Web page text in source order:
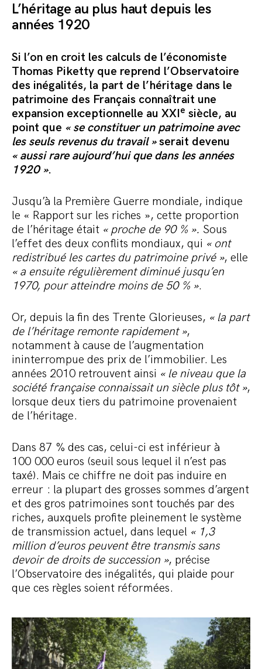
L’héritage au plus haut depuis les
années 1920
Si l’on en croit les calculs de l’économiste
Thomas Piketty que reprend l’Observatoire
des inégalités, la part de l’héritage dans le
patrimoine des Français connaîtrait une
expansion exceptionnelle au XXIe siècle, au
point que « se constituer un patrimoine avec
les seuls revenus du travail »serait devenu
« aussi rare aujourd’hui que dans les années
1920 ».
Jusqu’à la Première Guerre mondiale, indique
le « Rapport sur les riches », cette proportion
de l’héritage était « proche de 90 % ». Sous
l’effet des deux conflits mondiaux, qui « ont
redistribué les cartes du patrimoine privé », elle
« a ensuite régulièrement diminué jusqu’en
1970, pour atteindre moins de 50 % ».
Or, depuis la fin des Trente Glorieuses, « la part
de l’héritage remonte rapidement »,
notamment à cause de l’augmentation
ininterrompue des prix de l’immobilier. Les
années 2010 retrouvent ainsi « le niveau quela
société française connaissait un siècle plus tôt »,
lorsque deux tiers du patrimoine provenaient
de l’héritage.
Dans 87 % des cas, celui-ci est inférieur à
100 000 euros (seuil sous lequel il n’est pas
taxé). Mais ce chiffre ne doit pas induire en
erreur : la plupart des grosses sommes d’argent
et des gros patrimoines sont touchés par des
riches, auxquels profite pleinement le système
de transmission actuel, dans lequel « 1,3
million d’euros peuvent être transmis sans
devoir de droits de succession », précise
l’Observatoire des inégalités, qui plaide pour
que ces règles soient réformées.